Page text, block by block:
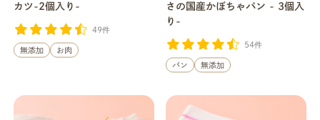
カツ-2個入り-
49件
無添加 お肉
さの国産かぼちゃパン - 3個入
り-
54件
パン 無添加